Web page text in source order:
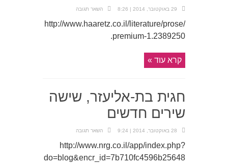
29 באוקטובר, 2014 | 8:26 השאר תגובה
http://www.haaretz.co.il/literature/prose/
.premium-1.2389250
קרא עוד »
חגית בת-אליעזר, שישה
שירים חדשים
28 באוקטובר, 2014 | 9:24 השאר תגובה
http://www.nrg.co.il/app/index.php?
do=blog&encr_id=7b710fc4596b25648